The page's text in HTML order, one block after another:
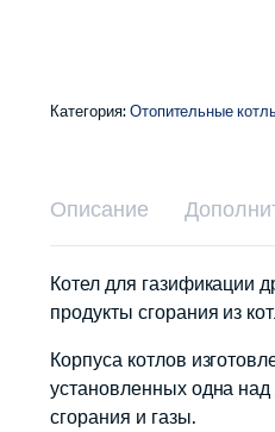
Категория: Отопительные
Описание
Котел для газификации
продукты сгорания из
Корпуса котлов
установленных одна
сгорания и газы.